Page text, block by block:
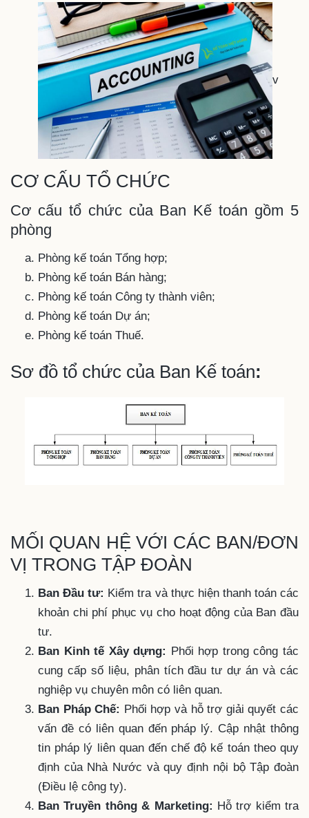
v
CƠ CẤU TỔ CHỨC
Cơ cấu tổ chức của Ban Kế toán gồm 5
phòng
Phòng kế toán Tổng hợp;
Phòng kế toán Bán hàng;
Phòng kế toán Công ty thành viên;
Phòng kế toán Dự án;
Phòng kế toán Thuế.
Sơ đồ tổ chức của Ban Kế toán:
MỐI QUAN HỆ VỚI CÁC BAN/ĐƠN
VỊ TRONG TẬP ĐOÀN
Ban Đầu tư: Kiểm tra và thực hiện thanh toán các
khoản chi phí phục vụ cho hoạt động của Ban đầu
tư.
Ban Kinh tế Xây dựng:
Phối hợp trong công tác
cung cấp số liệu, phân tích đầu tư dự án và các
nghiệp vụ chuyên môn có liên quan.
Ban Pháp Chế: Phối hợp và hỗ trợ giải quyết các
vấn đề có liên quan đến pháp lý. Cập nhật thông
tin pháp lý liên quan đến chế độ kế toán theo quy
định của Nhà Nước và quy định nội bộ Tập đoàn
(Điều lệ công ty).
Ban Truyền thông & Marketing: Hỗ trợ kiểm tra